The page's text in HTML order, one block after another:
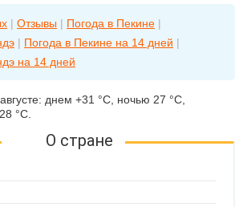
| Отзывы | Погода в Пекине |
| Погода в Пекине на 14 дней |
на 14 дней
днем +31 °C, ночью 27 °C,
°C.
О стране